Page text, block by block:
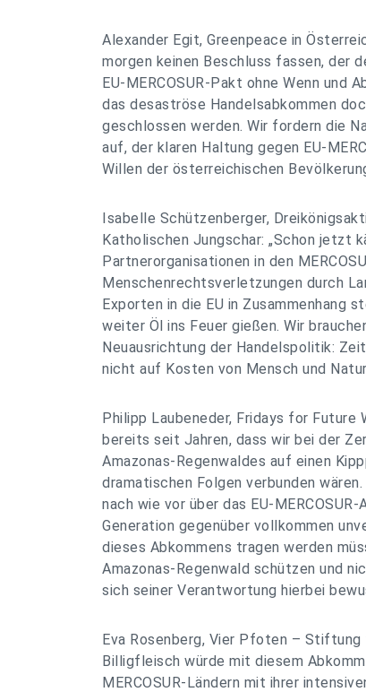
Alexander Egit, Greenpeace in
morgen keinen Beschluss fassen, der
EU-MERCOSUR-Pakt ohne Wenn und
das desaströse Handelsabkommen
geschlossen werden. Wir fordern die
auf, der klaren Haltung gegen EU-
Willen der österreichischen
Isabelle Schützenberger,
Katholischen Jungschar: „Schon jetzt
Partnerorganisationen in den
Menschenrechtsverletzungen durch
Exporten in die EU in Zusammenhang
weiter Öl ins Feuer gießen. Wir
Neuausrichtung der Handelspolitik:
nicht auf Kosten von Mensch und Natur
Philipp Laubeneder, Fridays for Future
bereits seit Jahren, dass wir bei der
Amazonas-Regenwaldes auf einen
dramatischen Folgen verbunden
nach wie vor über das EU-
Generation gegenüber vollkommen
dieses Abkommens tragen werden
Amazonas-Regenwald schützen und
sich seiner Verantwortung hierbei
Eva Rosenberg, Vier Pfoten –
Billigfleisch würde mit diesem
MERCOSUR-Ländern mit ihrer